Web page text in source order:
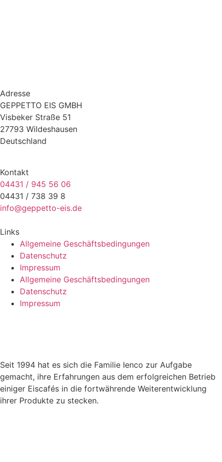
Adresse
GEPPETTO EIS GMBH
Visbeker Straße 51
27793 Wildeshausen
Deutschland
Kontakt
04431 / 945 56 06
04431 / 738 39 8
info@geppetto-eis.de
Links
Allgemeine Geschäftsbedingungen
Datenschutz
Impressum
Allgemeine Geschäftsbedingungen
Datenschutz
Impressum
Seit 1994 hat es sich die Familie Ienco zur Aufgabe
gemacht, ihre Erfahrungen aus dem erfolgreichen Betrieb
einiger Eiscafés in die fortwährende Weiterentwicklung
ihrer Produkte zu stecken.